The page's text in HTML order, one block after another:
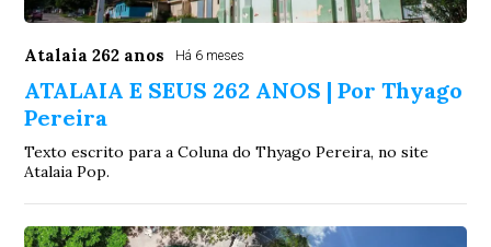
Atalaia 262 anos Há 6 meses
ATALAIA E SEUS 262 ANOS | Por Thyago
Pereira
Texto escrito para a Coluna do Thyago Pereira, no site
Atalaia Pop.